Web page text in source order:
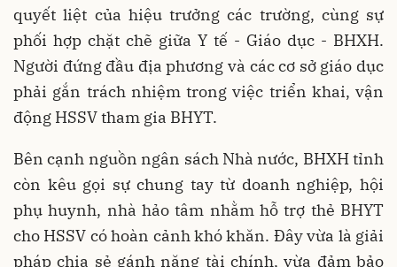
quyết liệt của hiệu trưởng các trường, cùng sự
phối hợp chặt chẽ giữa Y tế - Giáo dục - BHXH.
Người đứng đầu địa phương và các cơ sở giáo dục
phải gắn trách nhiệm trong việc triển khai, vận
động HSSV tham gia BHYT.
Bên cạnh nguồn ngân sách Nhà nước, BHXH tỉnh
còn kêu gọi sự chung tay từ doanh nghiệp, hội
phụ huynh, nhà hảo tâm nhằm hỗ trợ thẻ BHYT
cho HSSV có hoàn cảnh khó khăn. Đây vừa là giải
pháp chia sẻ gánh nặng tài chính, vừa đảm bảo